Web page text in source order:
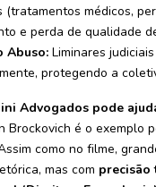
(tratamentos médicos,
e perda de qualidade
Abuso: Liminares
protegendo a
Advogados pode
Brockovich é o exemplo
como no filme,
mas com precisão